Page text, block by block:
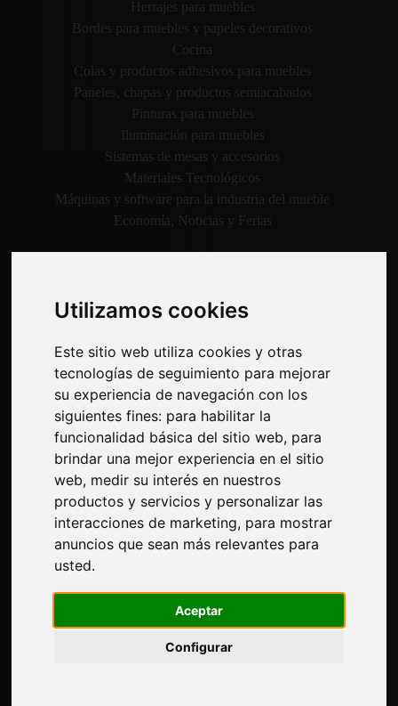
Utilizamos cookies
Este sitio web utiliza cookies y otras
tecnologías de seguimiento para mejorar
su experiencia de navegación con los
siguientes fines: para habilitar la
funcionalidad básica del sitio web, para
brindar una mejor experiencia en el sitio
web, medir su interés en nuestros
productos y servicios y personalizar las
interacciones de marketing, para mostrar
anuncios que sean más relevantes para
usted.
Aceptar
Configurar
Herrajes para muebles
Bordes para muebles y papeles decorativos
Cocina
Colas y productos adhesivos para muebles
Paneles, chapas y productos semiacabados
Pinturas para muebles
Iluminación para muebles
Sistemas de mesas y accesorios
Materiales Tecnológicos
Máquinas y software para la industria del mueble
Economía, Noticias y Ferias
Quienes somos
Corte-comercial
Contactos
Exposiciones
Presentarte
Privacidad
Mapa del sitio
Manténgase al día
No se pierda las últimas noticias del sector, las novedades
de las empresas, los productos, las tecnologías
innovadoras y las ferias. Suscríbase al boletín de noticias!